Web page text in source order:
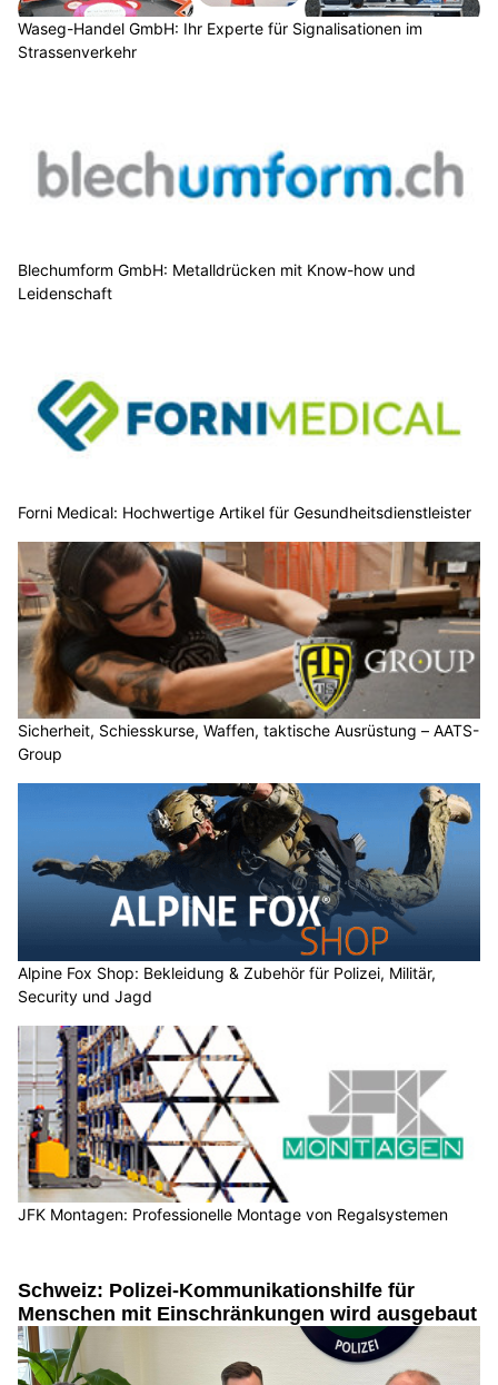
Waseg-Handel GmbH: Ihr Experte für Signalisationen im
Strassenverkehr
Blechumform GmbH: Metalldrücken mit Know-how und
Leidenschaft
Forni Medical: Hochwertige Artikel für Gesundheitsdienstleister
Sicherheit, Schiesskurse, Waffen, taktische Ausrüstung – AATS-
Group
Alpine Fox Shop: Bekleidung & Zubehör für Polizei, Militär,
Security und Jagd
JFK Montagen: Professionelle Montage von Regalsystemen
Schweiz: Polizei-Kommunikationshilfe für
Menschen mit Einschränkungen wird ausgebaut